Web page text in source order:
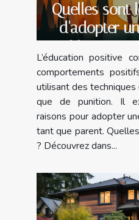
Quelles sont
d'adopter
positive en
L’éducation positive
comportements
utilisant des
que de punition. Il
raisons pour adopter
tant que parent.
? Découvrez dans...